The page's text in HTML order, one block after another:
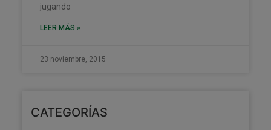
jugando
LEER MÁS »
23 noviembre, 2015
CATEGORÍAS